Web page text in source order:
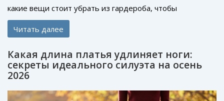
какие вещи стоит убрать из гардероба, чтобы
выглядеть стильно и современно.
Читать далее
Какая длина платья удлиняет ноги:
секреты идеального силуэта на осень
2026